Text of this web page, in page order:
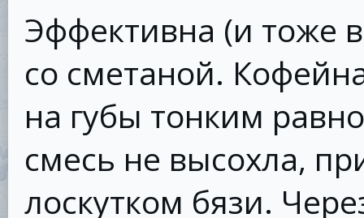
Эффективна (и тоже
со сметаной.
на губы тонким
смесь не высохла,
лоскутком бязи.